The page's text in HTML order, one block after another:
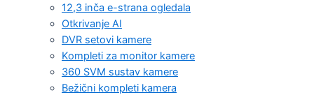
12,3 inča e-strana ogledala
Otkrivanje AI
DVR setovi kamere
Kompleti za monitor kamere
360 SVM sustav kamere
Bežični kompleti kamera